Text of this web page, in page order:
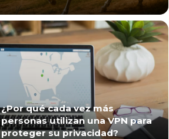
¿Por qué cada vez más
personas utilizan una VPN para
proteger su privacidad?